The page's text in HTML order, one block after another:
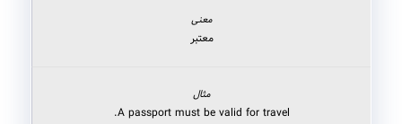
معتبر
A passport must be valid for travel.